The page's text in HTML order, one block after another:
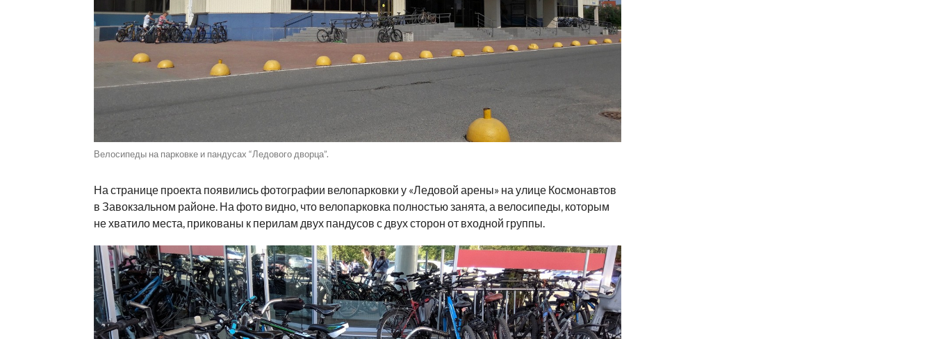
Велосипеды на парковке и пандусах “Ледового дворца”.
На странице проекта появились фотографии велопарковки у «Ледовой арены» на улице Космонавтов
в Завокзальном районе. На фото видно, что велопарковка полностью занята, а велосипеды, которым
не хватило места, прикованы к перилам двух пандусов с двух сторон от входной группы.